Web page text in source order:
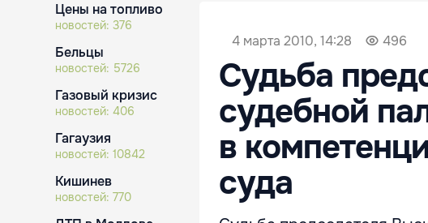
Цены на топливо
новостей: 376
Бельцы
новостей: 5726
Газовый кризис
новостей: 406
Гагаузия
новостей: 10842
Кишинев
новостей: 770
4 марта 2010, 14:28 496
Судьба
судебной
в
суда